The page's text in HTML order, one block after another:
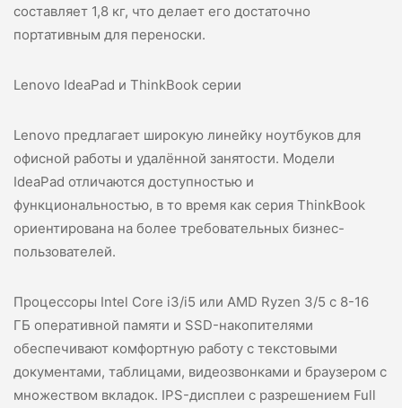
составляет 1,8 кг, что делает его достаточно
портативным для переноски.
Lenovo IdeaPad и ThinkBook серии
Lenovo предлагает широкую линейку ноутбуков для
офисной работы и удалённой занятости. Модели
IdeaPad отличаются доступностью и
функциональностью, в то время как серия ThinkBook
ориентирована на более требовательных бизнес-
пользователей.
Процессоры Intel Core i3/i5 или AMD Ryzen 3/5 с 8-16
ГБ оперативной памяти и SSD-накопителями
обеспечивают комфортную работу с текстовыми
документами, таблицами, видеозвонками и браузером с
множеством вкладок. IPS-дисплеи с разрешением Full